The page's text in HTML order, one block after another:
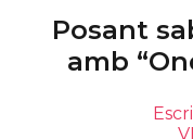
Posant
amb